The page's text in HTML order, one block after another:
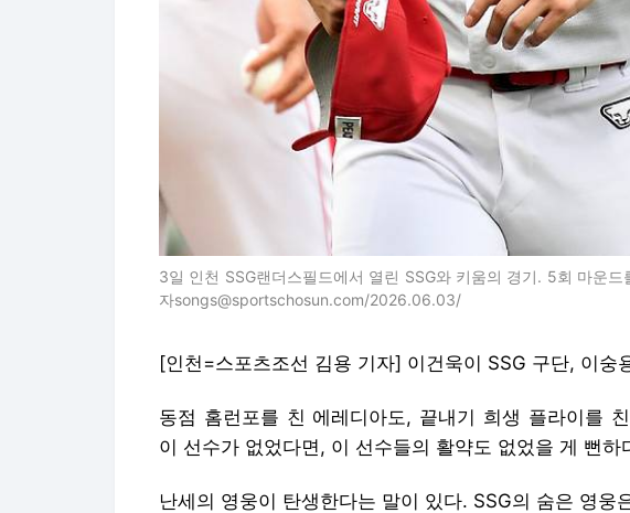
3일 인천 SSG랜더스필드에서 열린 SSG와 키움의 경기. 5회 마운
자songs@sportschosun.com/2026.06.03/
[인천=스포츠조선 김용 기자] 이건욱이 SSG 구단, 이숭
동점 홈런포를 친 에레디아도, 끝내기 희생 플라이를
이 선수가 없었다면, 이 선수들의 활약도 없었을 게 뻔하
난세의 영웅이 탄생한다는 말이 있다. SSG의 숨은 영웅